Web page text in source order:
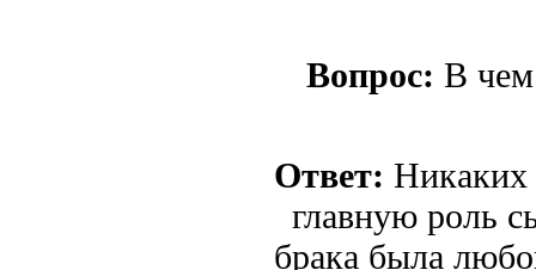
Вопрос: В чем
Ответ: Никаких
главную роль
брака была